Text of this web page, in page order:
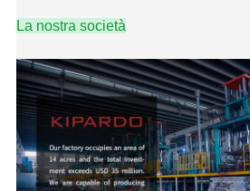
La nostra società